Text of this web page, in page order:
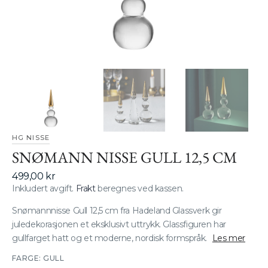
gallerivisning
HG NISSE
SNØMANN NISSE GULL 12,5 CM
Vanlig
pris
499,00 kr
Inkludert avgift. Fraktberegnes ved kassen.
Snømannnisse Gull 12,5 cm fra Hadeland Glassverk gir
juledekorasjonen et eksklusivt uttrykk. Glassfiguren har
gullfarget hatt og et moderne, nordisk formspråk.
Les mer
FARGE: GULL